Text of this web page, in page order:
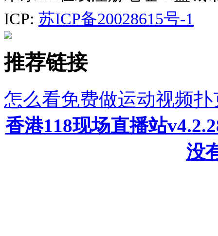
ICP: 苏ICP备20028615号-1
推荐链接
怎么看免费做运动视频
香港118现场直播站
没